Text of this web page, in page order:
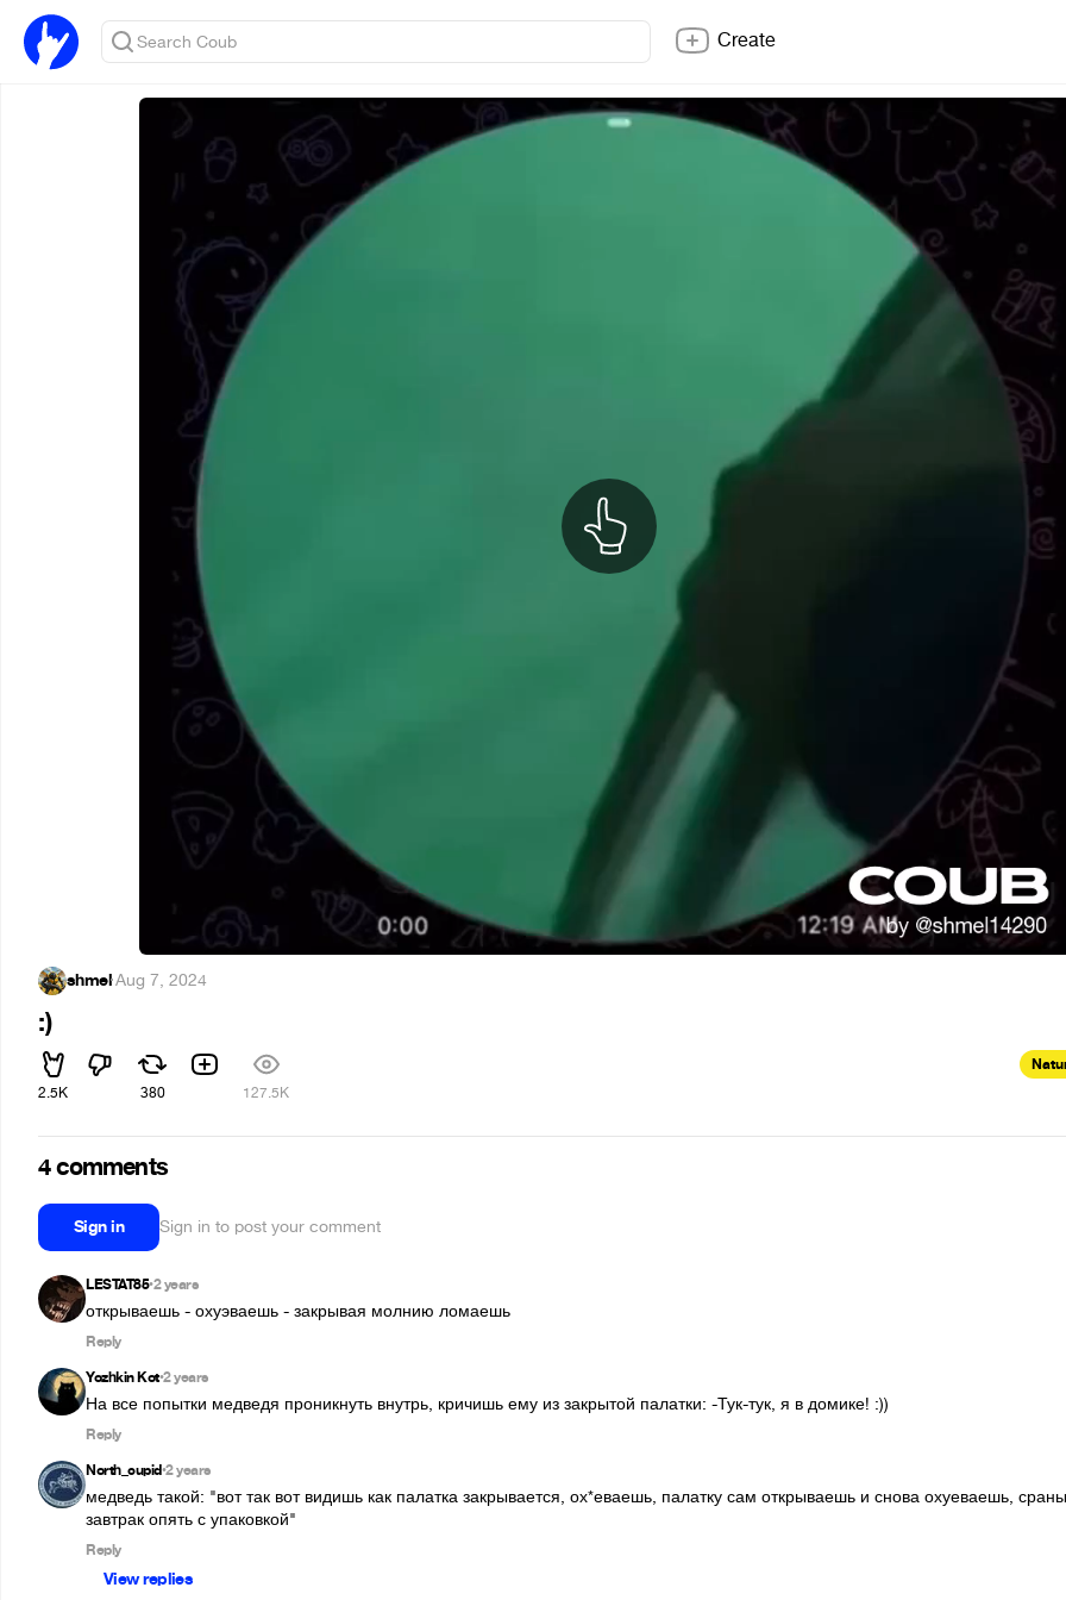
Create
shmel·Aug 7, 2024
:)
2.5K 380 127.5K
4 comments
Sign in Sign in to post your comment
LESTAT85•2 years
открываешь - охуэваешь - закрывая молнию ломаешь
Reply
Yozhkin Kot•2 years
На все попытки медведя проникнуть внутрь, кричишь ему из закрытой палатки: -Тук-тук, я в домике! :))
Reply
North_cupid•2 years
медведь такой: "вот так вот видишь как палатка закрывается, ох*еваешь, палатку сам открываешь и снова охуеваешь,
завтрак опять с упаковкой"
Reply
View replies